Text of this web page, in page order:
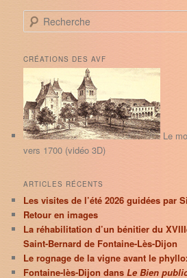
e
h
e
r
h
e
CRÉATIONS DES AVF
Le
vers 1700 (vidéo 3D)
ARTICLES RÉCENTS
Les visites de l’été 2026 guidées par
Retour en images
La réhabilitation d’un bénitier du
Saint-Bernard de Fontaine-Lès-Dijon
Le rognage de la vigne avant le
Fontaine-lès-Dijon dansLe Bien